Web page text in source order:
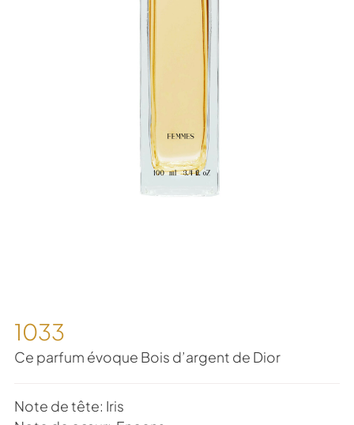
1033
Ce parfum évoque Bois d’argent de Dior
Note de tête: Iris